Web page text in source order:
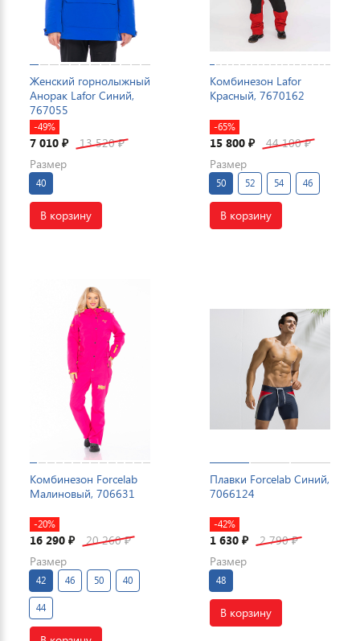
Женский горнолыжный
Анорак Lafor Синий,
767055
-49%
7 010 ₽ 13 520₽
Размер
40
В корзину
Комбинезон Lafor
Красный, 7670162
-65%
15 800 ₽ 44 100₽
Размер
50 52 54 46
В корзину
Комбинезон Forcelab
Малиновый, 706631
-20%
16 290 ₽ 20 260₽
Размер
42 46 50 40
44
Плавки Forcelab Синий,
7066124
-42%
1 630 ₽ 2 790₽
Размер
48
В корзину